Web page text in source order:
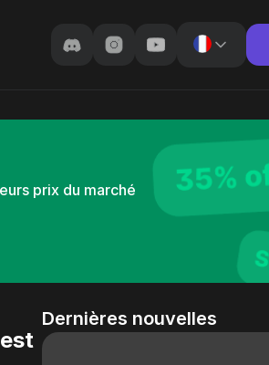
prix du marché
Dernières nouvelles